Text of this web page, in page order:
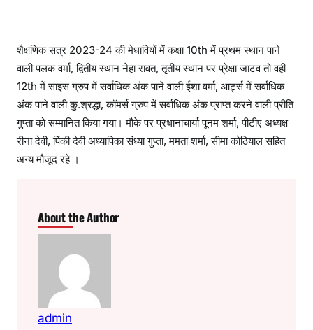
शैक्षणिक सत्र 2023-24 की मेधावियों में कक्षा 10th में प्रथम स्थान पाने
वाली पलक वर्मा, द्वितीय स्थान नेहा रावत, तृतीय स्थान पर प्रेक्षा जाटव तो वहीं
12th में साइंस ग्रुप में सर्वाधिक अंक पाने वाली ईशा वर्मा, आर्ट्स में सर्वाधिक
अंक पाने वाली कु.श्रद्धा, कॉमर्स ग्रुप में सर्वाधिक अंक प्राप्त करने वाली प्रीति
गुप्ता को सम्मानित किया गया। मौके पर प्रधानाचार्या पूनम शर्मा, पीटीए अध्यक्ष
रीना देवी, पिंकी देवी अध्यापिका संध्या गुप्ता, ममता शर्मा, सीमा कोठियाल सहित
अन्य मौजूद रहे ।
About the Author
admin